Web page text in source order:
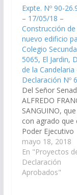
Expte. Nº 90-
– 17/05/18 –
Construcción de
nuevo edificio
Colegio
5065, El Jardin,
de la Candelaria
Declaración Nº
Del Señor
ALFREDO
SANGUINO,
con agrado que
Poder Ejecutivo
Provincial, a
Ministerio de
Infraestructura,
y Vivienda, y la
mayo 18, 2018
En "Proyectos
Declaración
Aprobados"